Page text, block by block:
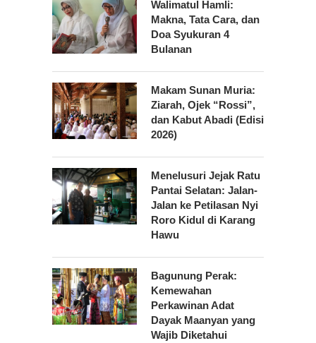
Walimatul Hamli:
Makna, Tata Cara, dan
Doa Syukuran 4
Bulanan
Makam Sunan Muria:
Ziarah, Ojek “Rossi”,
dan Kabut Abadi (Edisi
2026)
Menelusuri Jejak Ratu
Pantai Selatan: Jalan-
Jalan ke Petilasan Nyi
Roro Kidul di Karang
Hawu
Bagunung Perak:
Kemewahan
Perkawinan Adat
Dayak Maanyan yang
Wajib Diketahui